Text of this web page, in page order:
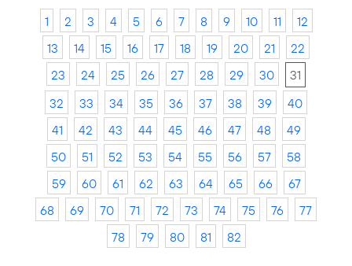
1 2 3 4 5 6 7 8 9 10 11
12
13
14 15 16 17 18 19 20 21
22
23
24 25 26 27 28 29 30
31
32
33 34 35 36 37 38 39
40
41
42 43 44 45 46 47 48
49
50
51 52 53 54 55 56 57
58
59
60 61 62 63 64 65 66
67
68
69 70 71 72 73 74 75 76
77
78
79 80 81 82